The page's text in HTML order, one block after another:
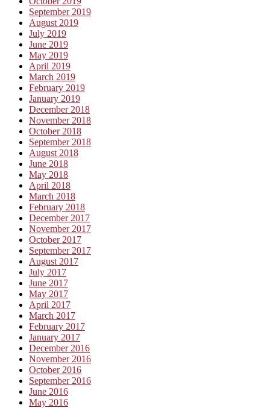
September 2019
August 2019
July 2019
June 2019
May 2019
April 2019
March 2019
February 2019
January 2019
December 2018
November 2018
October 2018
September 2018
August 2018
June 2018
May 2018
April 2018
March 2018
February 2018
December 2017
November 2017
October 2017
September 2017
August 2017
July 2017
June 2017
May 2017
April 2017
March 2017
February 2017
January 2017
December 2016
November 2016
October 2016
September 2016
June 2016
May 2016